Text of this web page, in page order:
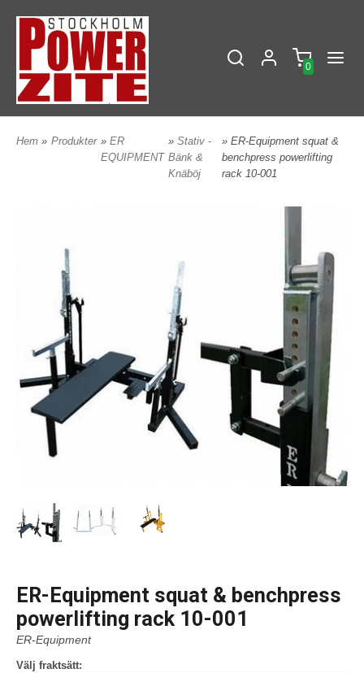
0
Hem » Produkter » ER
EQUIPMENT
» Stativ -
Bänk &
Knäböj
» ER-Equipment squat &
benchpress powerlifting
rack 10-001
ER-Equipment squat & benchpress
powerlifting rack 10-001
ER-Equipment
Välj fraktsätt: